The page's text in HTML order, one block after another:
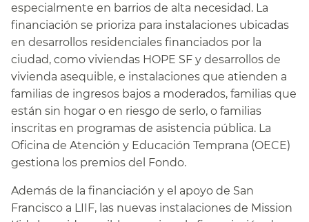
especialmente en barrios de alta necesidad. La
financiación se prioriza para instalaciones ubicadas
en desarrollos residenciales financiados por la
ciudad, como viviendas HOPE SF y desarrollos de
vivienda asequible, e instalaciones que atienden a
familias de ingresos bajos a moderados, familias que
están sin hogar o en riesgo de serlo, o familias
inscritas en programas de asistencia pública. La
Oficina de Atención y Educación Temprana (OECE)
gestiona los premios del Fondo.​​
Además de la financiación y el apoyo de San
Francisco a LIIF, las nuevas instalaciones de Mission